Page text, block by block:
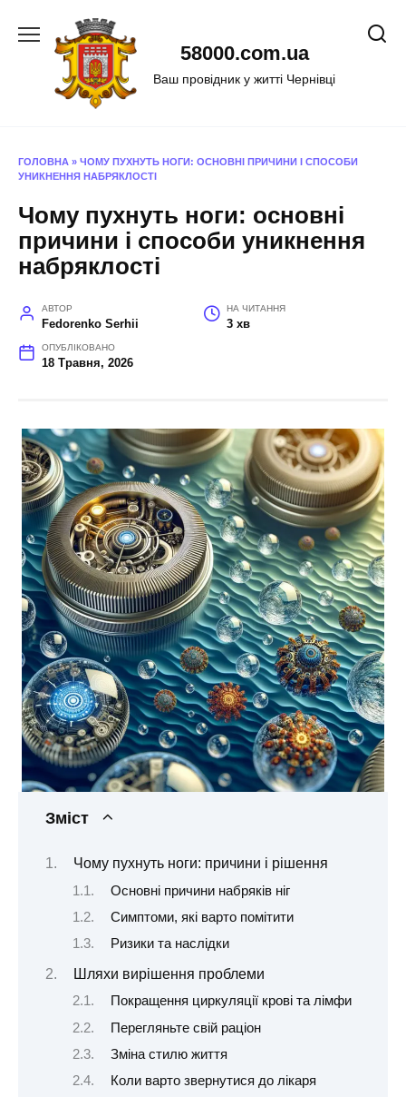
58000.com.ua
Ваш провідник у житті Чернівці
ГОЛОВНА » ЧОМУ ПУХНУТЬ НОГИ: ОСНОВНІ ПРИЧИНИ І СПОСОБИ
УНИКНЕННЯ НАБРЯКЛОСТІ
Чому пухнуть ноги: основні
причини і способи уникнення
набряклості
АВТОР
Fedorenko Serhii
НА ЧИТАННЯ
3 хв
ОПУБЛІКОВАНО
18 Травня, 2026
Зміст
Чому пухнуть ноги: причини і рішення
Основні причини набряків ніг
Симптоми, які варто помітити
Ризики та наслідки
Шляхи вирішення проблеми
Покращення циркуляції крові та лімфи
Перегляньте свій раціон
Зміна стилю життя
Коли варто звернутися до лікаря